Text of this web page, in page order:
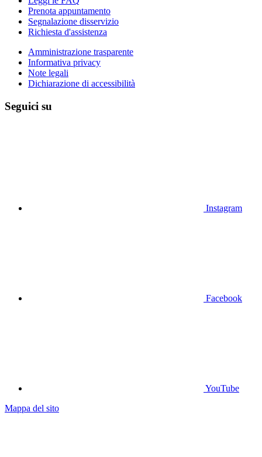
Prenota appuntamento
Segnalazione disservizio
Richiesta d'assistenza
Amministrazione trasparente
Informativa privacy
Note legali
Dichiarazione di accessibilità
Seguici su
Instagram
Facebook
YouTube
Mappa del sito